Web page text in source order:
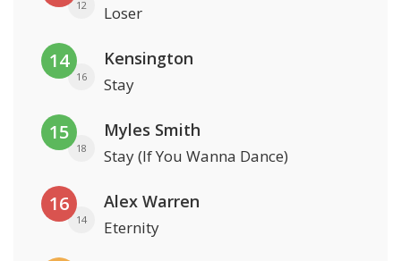
12 Loser
14
16
Kensington
Stay
15
18
Myles Smith
Stay (If You Wanna Dance)
16
14
Alex Warren
Eternity